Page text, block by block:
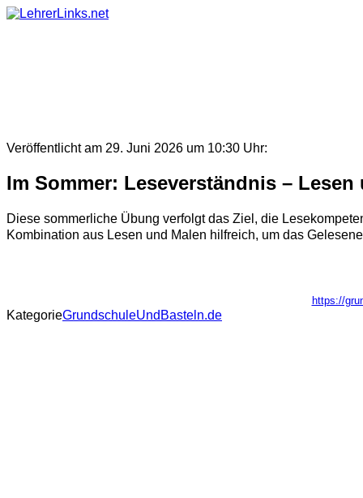
Skip
Veröffentlicht am 29. Juni 2026 um 10:30 Uhr:
Im Sommer: Leseverständnis – Lesen
Diese sommerliche Übung verfolgt das Ziel, die
Kombination aus Lesen und Malen hilfreich, um das
https://
KategorieGrundschuleUndBasteln.de